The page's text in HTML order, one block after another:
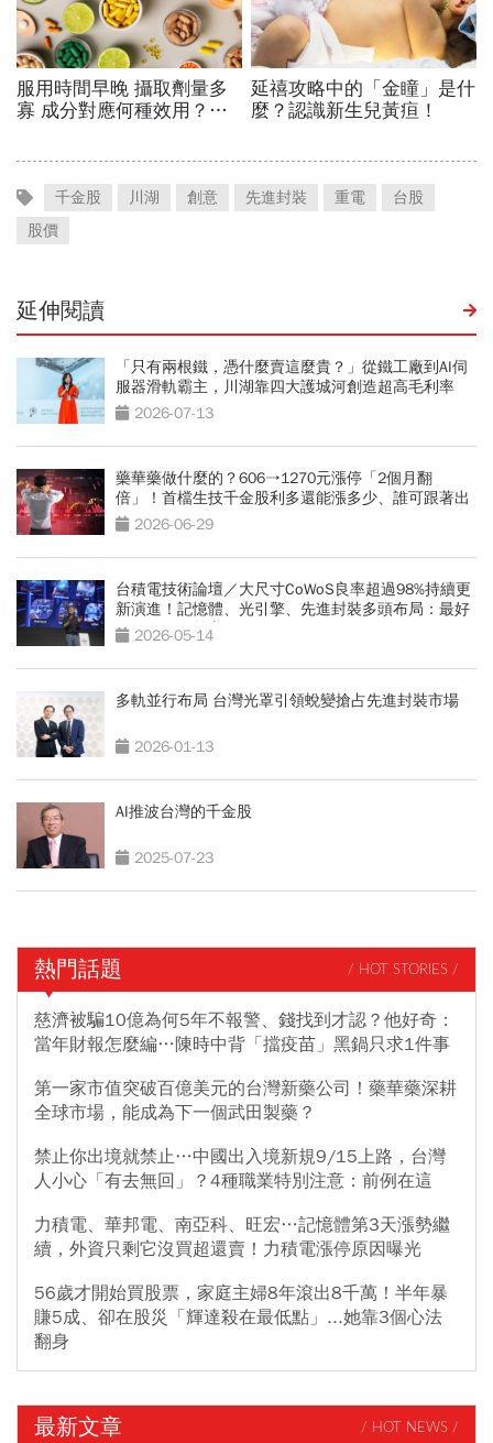
千金股 川湖 創意 先進封裝 重電
台股
股價
延伸閱讀
「只有兩根鐵，憑什麼賣這麼貴？」從鐵工廠到AI伺
服器滑軌霸主，川湖靠四大護城河創造超高毛利率
2026-07-13
藥華藥做什麼的？606→1270元漲停「2個月翻
倍」！首檔生技千金股利多還能漲多少、誰可跟著出
頭天？
2026-06-29
台積電技術論壇／大尺寸CoWoS良率超過98%持續更
新演進！記憶體、光引擎、先進封裝多頭布局：最好
的日子仍在前方
2026-05-14
多軌並行布局 台灣光罩引領蛻變搶占先進封裝市場
2026-01-13
AI推波台灣的千金股
2025-07-23
熱門話題 / HOT STORIES /
慈濟被騙10億為何5年不報警、錢找到才認？他好奇：
當年財報怎麼編…陳時中背「擋疫苗」黑鍋只求1件事
第一家市值突破百億美元的台灣新藥公司！藥華藥深耕
全球市場，能成為下一個武田製藥？
禁止你出境就禁止…中國出入境新規9/15上路，台灣
人小心「有去無回」？4種職業特別注意：前例在這
力積電、華邦電、南亞科、旺宏…記憶體第3天漲勢繼
續，外資只剩它沒買超還賣！力積電漲停原因曝光
56歲才開始買股票，家庭主婦8年滾出8千萬！半年暴
賺5成、卻在股災「輝達殺在最低點」...她靠3個心法
翻身
最新文章 / HOT NEWS /